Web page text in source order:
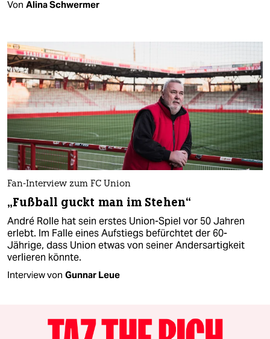
Von Alina Schwermer
Fan-Interview zum FC Union
„Fußball guckt man im Stehen“
André Rolle hat sein erstes Union-Spiel vor 50 Jahren
erlebt. Im Falle eines Aufstiegs befürchtet der 60-
Jährige, dass Union etwas von seiner Andersartigkeit
verlieren könnte.
Interview von Gunnar Leue